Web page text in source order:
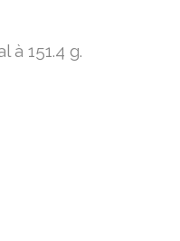
à 151.4 g.